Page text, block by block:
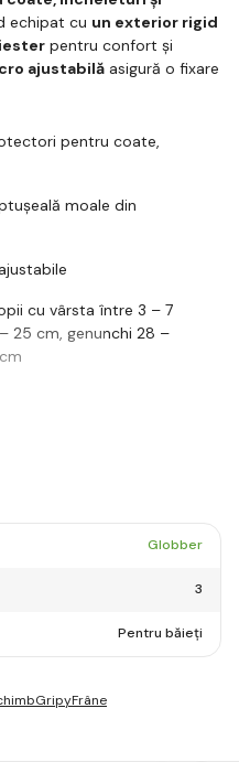
echipat cu un exterior rigid
pentru confort și
ajustabilă asigură o fixare
pentru coate,
moale din
cu vârsta între 3 – 7
25 cm, genunchi 28 –
Globber
3
Pentru băieți
GripyFrâne